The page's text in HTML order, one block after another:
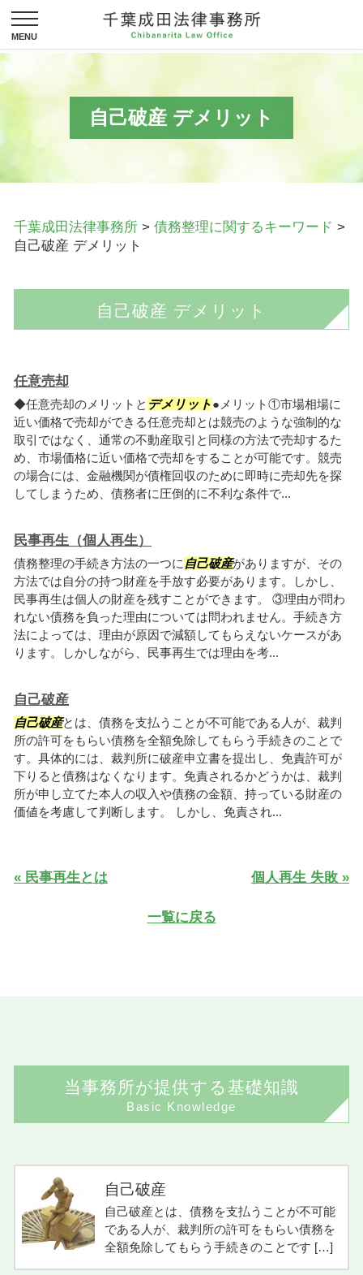
自己破産 デメリット
千葉成田法律事務所 > 債務整理に関するキーワード >
自己破産 デメリット
自己破産 デメリット
任意売却
◆任意売却のメリットと デメリット●メリット①市場相場に
近い価格で売却ができる任意売却とは競売のような強制的な
取引ではなく、通常の不動産取引と同様の方法で売却するた
め、市場価格に近い価格で売却をすることが可能です。競売
の場合には、金融機関が債権回収のために即時に売却先を探
してしまうため、債務者に圧倒的に不利な条件で...
民事再生（個人再生）
債務整理の手続き方法の一つに自己破産がありますが、その
方法では自分の持つ財産を手放す必要があります。しかし、
民事再生は個人の財産を残すことができます。 ③理由が問わ
れない債務を負った理由については問われません。手続き方
法によっては、理由が原因で減額してもらえないケースがあ
ります。しかしながら、民事再生では理由を考...
自己破産
自己破産とは、債務を支払うことが不可能である人が、裁判
所の許可をもらい債務を全額免除してもらう手続きのことで
す。具体的には、裁判所に破産申立書を提出し、免責許可が
下りると債務はなくなります。免責されるかどうかは、裁判
所が申し立てた本人の収入や債務の金額、持っている財産の
価値を考慮して判断します。 しかし、免責され...
« 民事再生とは 個人再生 失敗 »
一覧に戻る
当事務所が提供する基礎知識
Basic Knowledge
自己破産
自己破産とは、債務を支払うことが不可能
である人が、裁判所の許可をもらい債務を
全額免除してもらう手続きのことです […]